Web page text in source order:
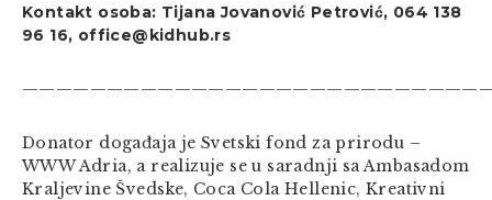
Kontakt osoba: Tijana Jovanović Petrović, 064 138
96 16, office@kidhub.rs
Donator događaja je Svetski fond za prirodu –
WWW Adria, a realizuje se u saradnji sa Ambasadom
Kraljevine Švedske, Coca Cola Hellenic, Kreativni